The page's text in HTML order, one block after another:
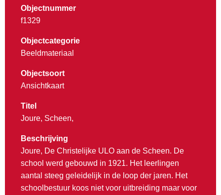
Objectnummer
f1329
Objectcategorie
Beeldmateriaal
Objectsoort
Ansichtkaart
Titel
Joure, Scheen,
Beschrijving
Joure, De Christelijke ULO aan de Scheen. De
school werd gebouwd in 1921. Het leerlingen
aantal steeg geleidelijk in de loop der jaren. Het
schoolbestuur koos niet voor uitbreiding maar voor